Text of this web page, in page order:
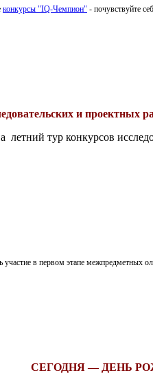
конкурсы "IQ-Чемпион" - почувствуйте
и проектных
тур конкурсов
участие в первом этапе межпредметных
СЕГОДНЯ — ДЕНЬ